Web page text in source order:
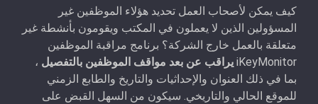
كيف يمكن لأصحاب العمل تحديد هؤلاء الموظفين غير
المسؤولين الذين لا يعملون في المكتب ويقومون بأنشطة غير
متعلقة بالعمل خارج الشركة؟ برنامج مراقبة الموظفين
iKeyMonitor يراقب عن بعد مواقف الموظفين بالتفصيل ،
بما في ذلك العنوان والإحداثيات والتاريخ والطابع الزمني
للموقع الحالي والتاريخي. سيكون من السهل القبض على